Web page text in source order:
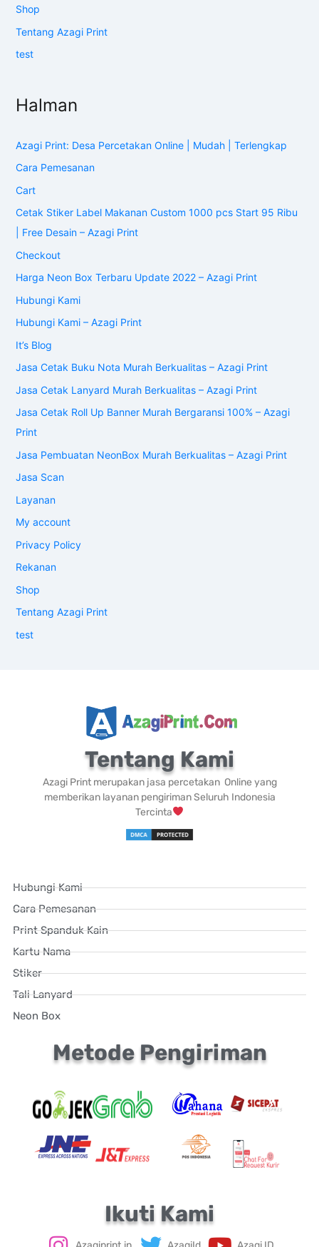
Shop
Tentang Azagi Print
test
Halman
Azagi Print: Desa Percetakan Online | Mudah | Terlengkap
Cara Pemesanan
Cart
Cetak Stiker Label Makanan Custom 1000 pcs Start 95 Ribu
| Free Desain – Azagi Print
Checkout
Harga Neon Box Terbaru Update 2022 – Azagi Print
Hubungi Kami
Hubungi Kami – Azagi Print
It’s Blog
Jasa Cetak Buku Nota Murah Berkualitas – Azagi Print
Jasa Cetak Lanyard Murah Berkualitas – Azagi Print
Jasa Cetak Roll Up Banner Murah Bergaransi 100% – Azagi
Print
Jasa Pembuatan NeonBox Murah Berkualitas – Azagi Print
Jasa Scan
Layanan
My account
Privacy Policy
Rekanan
Shop
Tentang Azagi Print
test
Tentang Kami
Azagi Print merupakan jasa percetakan Online yang
memberikan layanan pengiriman Seluruh Indonesia
Tercinta
Hubungi Kami
Cara Pemesanan
Print Spanduk Kain
Kartu Nama
Stiker
Tali Lanyard
Neon Box
Metode Pengiriman
Ikuti Kami